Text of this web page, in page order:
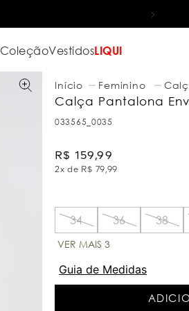
ColeçãoVestidosLIQUI
Feminino
Calça Pantalona
033565_0035
R$ 159,99
2x de R$ 79,99
34 36 38
VER MAIS 3
Guia de Medidas